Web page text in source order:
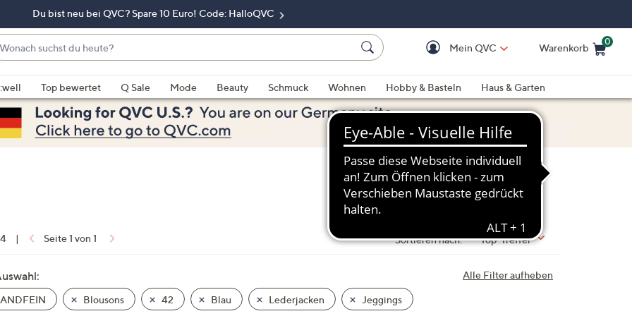
Du bist neu bei QVC? Spare 10 Euro! Code: HalloQVC
Mein QVC Warenkorb
0
Top bewertet Q Sale Mode Beauty Schmuck Wohnen Hobby & Basteln
Haus & Garten
| Seite 1 von 1 Sortieren nach: Top-Treffer
Alle Filter aufheben
Blousons 42 Blau Lederjacken Jeggings